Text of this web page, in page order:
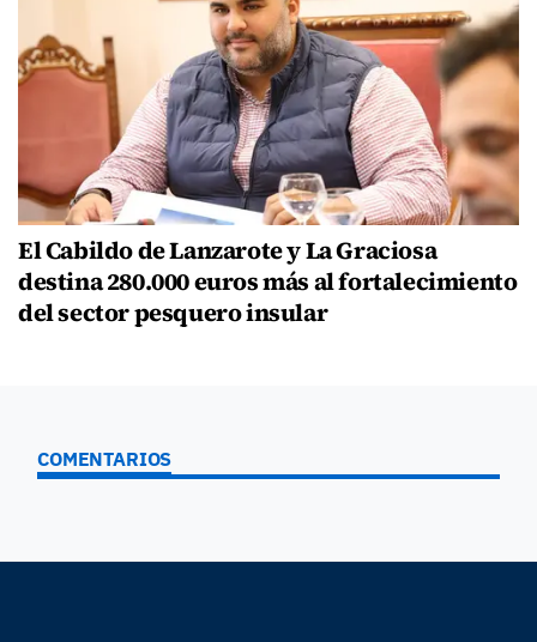
El Cabildo de Lanzarote y La Graciosa
destina 280.000 euros más al fortalecimiento
del sector pesquero insular
COMENTARIOS